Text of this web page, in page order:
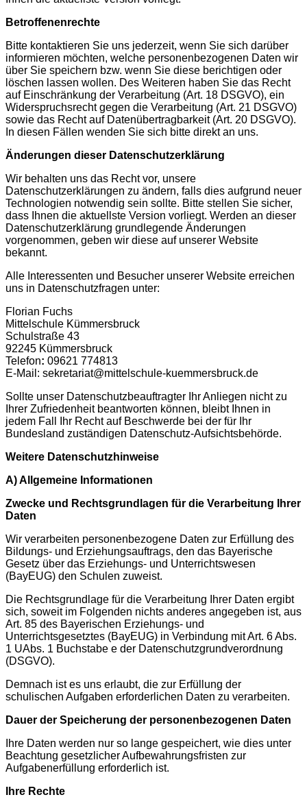
Betroffenenrechte
Bitte kontaktieren Sie uns jederzeit, wenn Sie sich darüber
informieren möchten, welche personenbezogenen Daten wir
über Sie speichern bzw. wenn Sie diese berichtigen oder
löschen lassen wollen. Des Weiteren haben Sie das Recht
auf Einschränkung der Verarbeitung (Art. 18 DSGVO), ein
Widerspruchsrecht gegen die Verarbeitung (Art. 21 DSGVO)
sowie das Recht auf Datenübertragbarkeit (Art. 20 DSGVO).
In diesen Fällen wenden Sie sich bitte direkt an uns.
Änderungen dieser Datenschutzerklärung
Wir behalten uns das Recht vor, unsere
Datenschutzerklärungen zu ändern, falls dies aufgrund neuer
Technologien notwendig sein sollte. Bitte stellen Sie sicher,
dass Ihnen die aktuellste Version vorliegt. Werden an dieser
Datenschutzerklärung grundlegende Änderungen
vorgenommen, geben wir diese auf unserer Website
bekannt.
Alle Interessenten und Besucher unserer Website erreichen
uns in Datenschutzfragen unter:
Florian Fuchs
Mittelschule Kümmersbruck
Schulstraße 43
92245 Kümmersbruck
Telefon: 09621 774813
E-Mail: sekretariat@mittelschule-kuemmersbruck.de
Sollte unser Datenschutzbeauftragter Ihr Anliegen nicht zu
Ihrer Zufriedenheit beantworten können, bleibt Ihnen in
jedem Fall Ihr Recht auf Beschwerde bei der für Ihr
Bundesland zuständigen Datenschutz-Aufsichtsbehörde.
Weitere Datenschutzhinweise
A) Allgemeine Informationen
Zwecke und Rechtsgrundlagen für die Verarbeitung Ihrer
Daten
Wir verarbeiten personenbezogene Daten zur Erfüllung des
Bildungs- und Erziehungsauftrags, den das Bayerische
Gesetz über das Erziehungs- und Unterrichtswesen
(BayEUG) den Schulen zuweist.
Die Rechtsgrundlage für die Verarbeitung Ihrer Daten ergibt
sich, soweit im Folgenden nichts anderes angegeben ist, aus
Art. 85 des Bayerischen Erziehungs- und
Unterrichtsgesetztes (BayEUG) in Verbindung mit Art. 6 Abs.
1 UAbs. 1 Buchstabe e der Datenschutzgrundverordnung
(DSGVO).
Demnach ist es uns erlaubt, die zur Erfüllung der
schulischen Aufgaben erforderlichen Daten zu verarbeiten.
Dauer der Speicherung der personenbezogenen Daten
Ihre Daten werden nur so lange gespeichert, wie dies unter
Beachtung gesetzlicher Aufbewahrungsfristen zur
Aufgabenerfüllung erforderlich ist.
Ihre Rechte